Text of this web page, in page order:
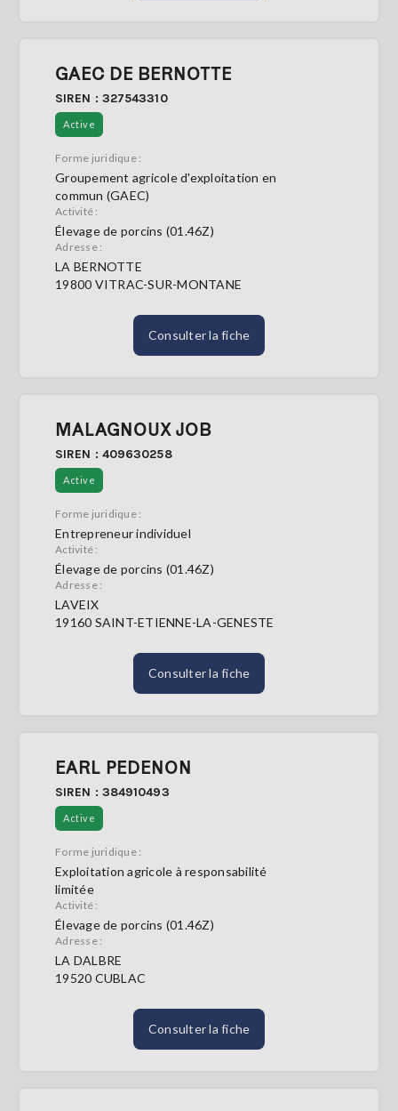
GAEC DE BERNOTTE
SIREN : 327543310
Active
Forme juridique :
Groupement agricole d'exploitation en
commun (GAEC)
Activité :
Élevage de porcins (01.46Z)
Adresse :
LA BERNOTTE
19800 VITRAC-SUR-MONTANE
Consulter la fiche
MALAGNOUX JOB
SIREN : 409630258
Active
Forme juridique :
Entrepreneur individuel
Activité :
Élevage de porcins (01.46Z)
Adresse :
LAVEIX
19160 SAINT-ETIENNE-LA-GENESTE
Consulter la fiche
EARL PEDENON
SIREN : 384910493
Active
Forme juridique :
Exploitation agricole à responsabilité
limitée
Activité :
Élevage de porcins (01.46Z)
Adresse :
LA DALBRE
19520 CUBLAC
Consulter la fiche